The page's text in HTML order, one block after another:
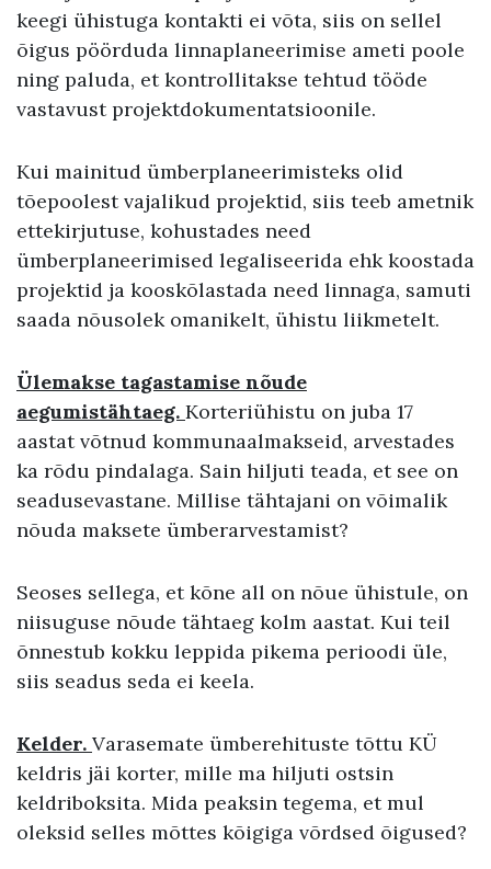
keegi ühistuga kontakti ei võta, siis on sellel
õigus pöörduda linnaplaneerimise ameti poole
ning paluda, et kontrollitakse tehtud tööde
vastavust projektdokumentatsioonile.
Kui mainitud ümberplaneerimisteks olid
tõepoolest vajalikud projektid, siis teeb ametnik
ettekirjutuse, kohustades need
ümberplaneerimised legaliseerida ehk koostada
projektid ja kooskõlastada need linnaga, samuti
saada nõusolek omanikelt, ühistu liikmetelt.
Ülemakse tagastamise nõude
aegumistähtaeg. Korteriühistu on juba 17
aastat võtnud kommunaalmakseid, arvestades
ka rõdu pindalaga. Sain hiljuti teada, et see on
seadusevastane. Millise tähtajani on võimalik
nõuda maksete ümberarvestamist?
Seoses sellega, et kõne all on nõue ühistule, on
niisuguse nõude tähtaeg kolm aastat. Kui teil
õnnestub kokku leppida pikema perioodi üle,
siis seadus seda ei keela.
Kelder. Varasemate ümberehituste tõttu KÜ
keldris jäi korter, mille ma hiljuti ostsin
keldriboksita. Mida peaksin tegema, et mul
oleksid selles mõttes kõigiga võrdsed õigused?